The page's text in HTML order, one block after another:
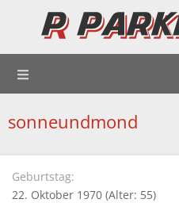
sonneundmond
Geburtstag
22. Oktober 1970 (Alter: 55)